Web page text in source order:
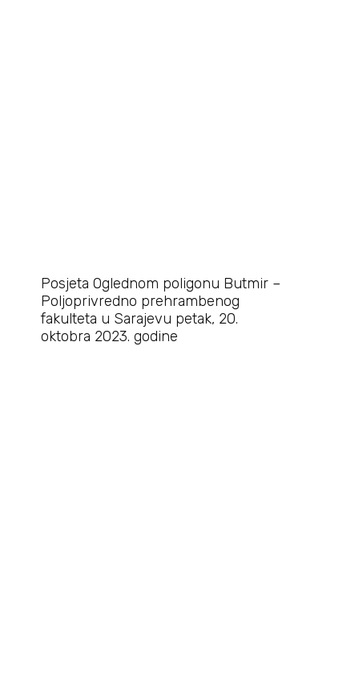
Posjeta Oglednom poligonu Butmir –
Poljoprivredno prehrambenog
fakulteta u Sarajevu petak, 20.
oktobra 2023. godine